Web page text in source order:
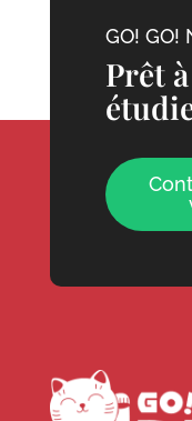
GO! GO!
Prêt